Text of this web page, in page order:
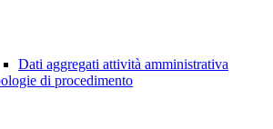
Dati aggregati attività amministrativa
di procedimento